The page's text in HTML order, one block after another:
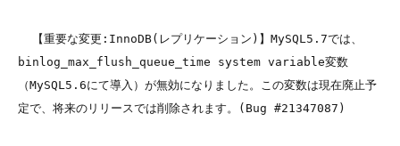
binlog_max_flush_queue_time system variable変数
（MySQL5.6にて導入）が無効になりました。この変数は現在廃止予
定で、将来のリリースでは削除されます。(Bug #21347087)